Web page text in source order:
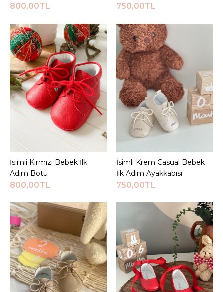
750,00TL
Sepete Ekle
KARŞILAŞTIRMA LISTESINE EKLE
ALIŞVERIŞ LISTESINE EKLE
JEEYMI BABY
Gold Babet İsimli Kız
Bebek Ayakkabısı
750,00TL
Sepete Ekle
KARŞILAŞTIRMA LISTESINE EKLE
ALIŞVERIŞ LISTESINE EKLE
JEEYMI BABY
Gold Cırtlı Beyaz Casual
İsimli Bebek İlk Adım
Ayakkabısı
800,00TL 750,00TL
Sepete Ekle
İsimli Kırmızı Bebek İlk
Adım Botu
800,00TL
Sepete Ekle
İsimli Krem Casual Bebek
İlk Adım Ayakkabısı
750,00TL